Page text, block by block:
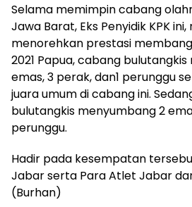
Selama memimpin cabang
Jawa Barat, Eks Penyidik KPK
menorehkan prestasi
2021 Papua, cabang
emas, 3 perak, dan1 perunggu
juara umum di cabang ini.
bulutangkis menyumbang 2
perunggu.
Hadir pada kesempatan
Jabar serta Para Atlet Jabar
(Burhan)